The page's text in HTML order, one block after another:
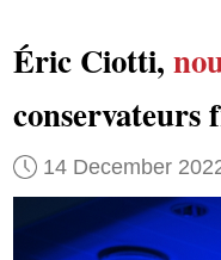
Éric Ciotti,
conservateurs
14 December